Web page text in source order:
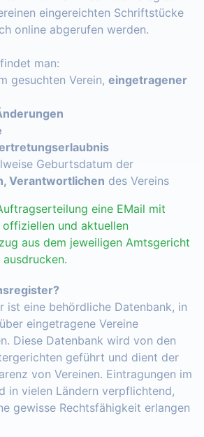
eingereichten Schriftstücke
online abgerufen werden.
findet man:
gesuchten Verein, eingetragener
Geburtsdatum der
Verantwortlichen des Vereins
eine EMail mit
und aktuellen
aus dem jeweiligen Amtsgericht
ist eine behördliche Datenbank, in
eingetragene Vereine
Diese Datenbank wird von den
geführt und dient der
von Vereinen. Eintragungen im
in vielen Ländern verpflichtend,
gewisse Rechtsfähigkeit erlangen